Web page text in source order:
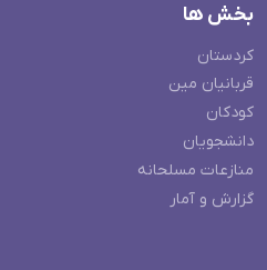
بخش ها
کردستان
قربانیان مین
کودکان
دانشجویان
منازعات مسلحانه
گزارش و آمار